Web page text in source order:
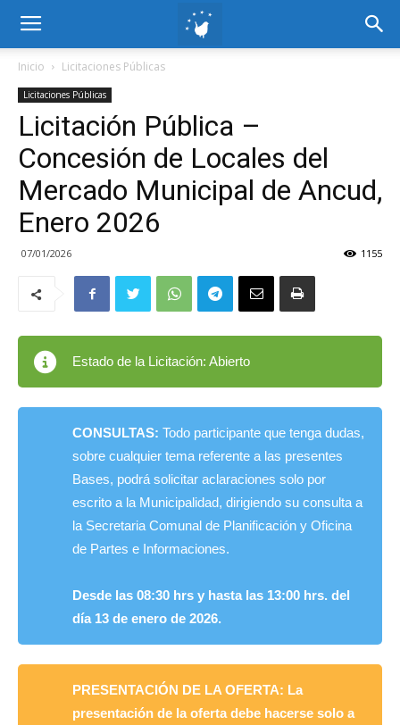
Inicio Licitaciones Públicas
Licitaciones Públicas
Licitación Pública –
Concesión de Locales del
Mercado Municipal de Ancud,
Enero 2026
07/01/2026 1155
Estado de la Licitación: Abierto
CONSULTAS: Todo participante que tenga dudas,
sobre cualquier tema referente a las presentes
Bases, podrá solicitar aclaraciones solo por
escrito a la Municipalidad, dirigiendo su consulta a
la Secretaria Comunal de Planificación y Oficina
de Partes e Informaciones.
Desde las 08:30 hrs y hasta las 13:00 hrs. del
día 13 de enero de 2026.
PRESENTACIÓN DE LA OFERTA: La
presentación de la oferta debe hacerse solo a